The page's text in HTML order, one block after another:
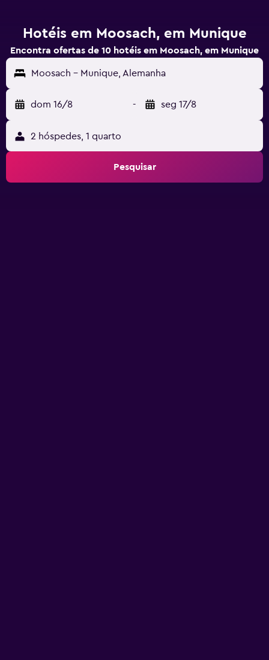
Hotéis em Moosach, em Munique
Encontra ofertas de 10 hotéis em Moosach, em Munique
Moosach - Munique, Alemanha
dom 16/8 - seg 17/8
2 hóspedes, 1 quarto
Pesquisar